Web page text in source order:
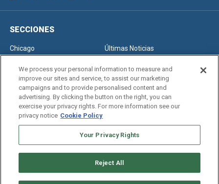
SECCIONES
Chicago
Últimas Noticias
SERVICIOS
Newsletter
Edición Impresa
We process your personal information to measure and
improve our sites and service, to assist our marketing
campaigns and to provide personalised content and
advertising. By clicking the button on the right, you can
exercise your privacy rights. For more information see our
privacy notice Cookie Policy
Your Privacy Rights
Reject All